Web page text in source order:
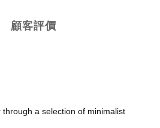
顧客評價
a selection of minimalist